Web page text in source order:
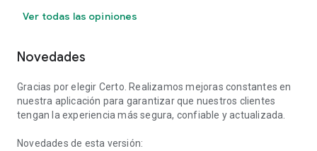
Ver todas las opiniones
Novedades
Gracias por elegir Certo. Realizamos mejoras constantes en
nuestra aplicación para garantizar que nuestros clientes
tengan la experiencia más segura, confiable y actualizada.
Novedades de esta versión: